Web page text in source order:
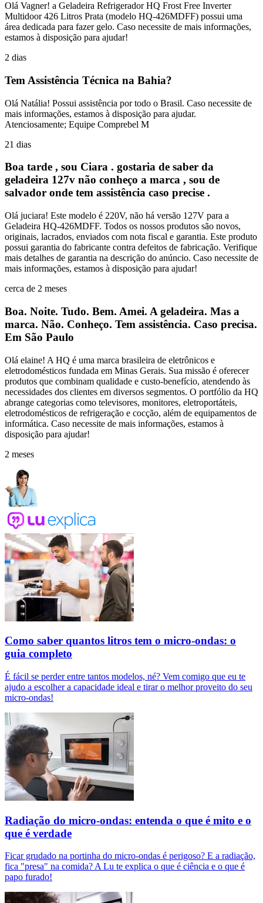
Olá Vagner! a Geladeira Refrigerador HQ Frost Free Inverter
Multidoor 426 Litros Prata (modelo HQ-426MDFF) possui uma
área dedicada para fazer gelo. Caso necessite de mais informações,
estamos à disposição para ajudar!
2 dias
Tem Assistência Técnica na Bahia?
Olá Natália! Possui assistência por todo o Brasil. Caso necessite de
mais informações, estamos à disposição para ajudar.
Atenciosamente; Equipe Comprebel M
21 dias
Boa tarde , sou Ciara . gostaria de saber da
geladeira 127v não conheço a marca , sou de
salvador onde tem assistência caso precise .
Olá juciara! Este modelo é 220V, não há versão 127V para a
Geladeira HQ-426MDFF. Todos os nossos produtos são novos,
originais, lacrados, enviados com nota fiscal e garantia. Este produto
possui garantia do fabricante contra defeitos de fabricação. Verifique
mais detalhes de garantia na descrição do anúncio. Caso necessite de
mais informações, estamos à disposição para ajudar!
cerca de 2 meses
Boa. Noite. Tudo. Bem. Amei. A geladeira. Mas a
marca. Não. Conheço. Tem assistência. Caso precisa.
Em São Paulo
Olá elaine! A HQ é uma marca brasileira de eletrônicos e
eletrodomésticos fundada em Minas Gerais. Sua missão é oferecer
produtos que combinam qualidade e custo-benefício, atendendo às
necessidades dos clientes em diversos segmentos. O portfólio da HQ
abrange categorias como televisores, monitores, eletroportáteis,
eletrodomésticos de refrigeração e cocção, além de equipamentos de
informática. Caso necessite de mais informações, estamos à
disposição para ajudar!
2 meses
Como saber quantos litros tem o micro-ondas: o
guia completo
É fácil se perder entre tantos modelos, né? Vem comigo que eu te
ajudo a escolher a capacidade ideal e tirar o melhor proveito do seu
micro-ondas!
Radiação do micro-ondas: entenda o que é mito e o
que é verdade
Ficar grudado na portinha do micro-ondas é perigoso? E a radiação,
fica "presa" na comida? A Lu te explica o que é ciência e o que é
papo furado!